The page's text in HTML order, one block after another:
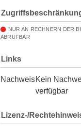
NUR AN RECHNERN DER
ABRUFBAR
Links
NachweisKein
verfügbar
Lizenz-/